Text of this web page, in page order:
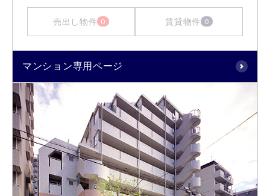
売出し物件 0 賃貸物件 0
マンション専用ページ